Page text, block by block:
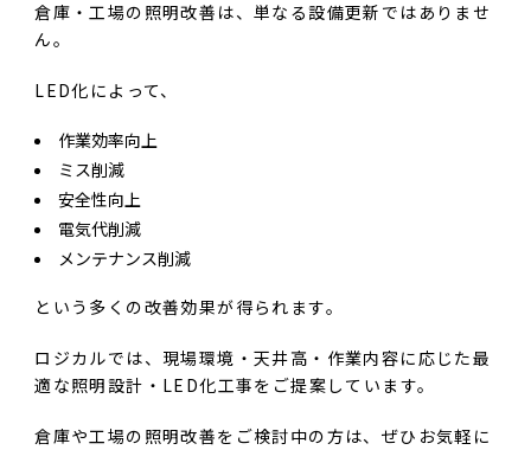
倉庫・工場の照明改善は、単なる設備更新ではありませ
ん。
LED化によって、
作業効率向上
ミス削減
安全性向上
電気代削減
メンテナンス削減
という多くの改善効果が得られます。
ロジカルでは、現場環境・天井高・作業内容に応じた最
適な照明設計・LED化工事をご提案しています。
倉庫や工場の照明改善をご検討中の方は、ぜひお気軽に